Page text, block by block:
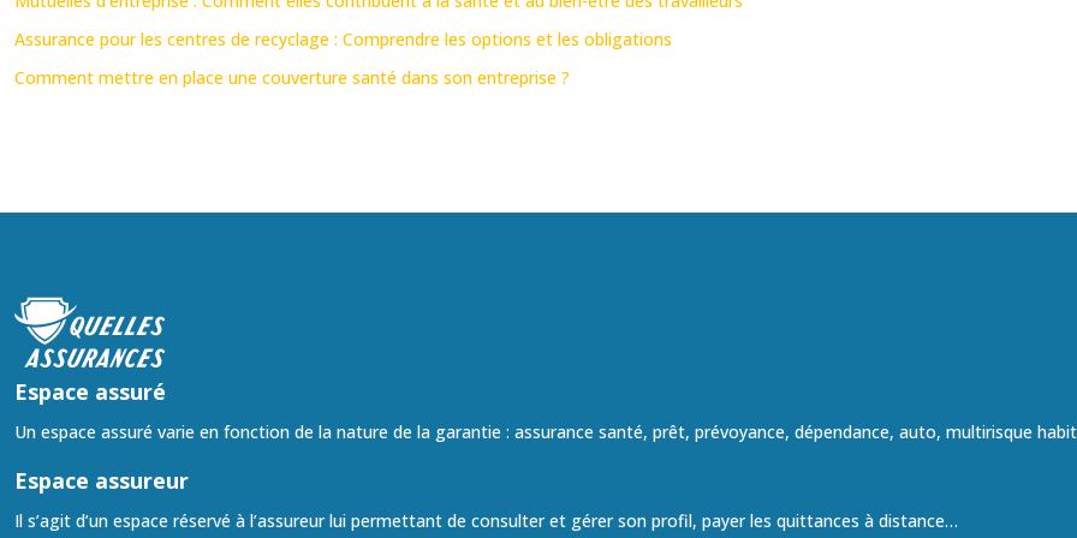
Assurance pour les centres de recyclage : Comprendre les options et les obligations
Comment mettre en place une couverture santé dans son entreprise ?
Espace assuré
Un espace assuré varie en fonction de la nature de la garantie : assurance santé, prêt, prévoyance, dépendance, auto, multirisque
Espace assureur
Il s’agit d’un espace réservé à l’assureur lui permettant de consulter et gérer son profil, payer les quittances à distance…